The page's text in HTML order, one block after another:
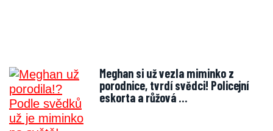
Meghan si už vezla miminko z
porodnice, tvrdí svědci! Policejní
eskorta a růžová …